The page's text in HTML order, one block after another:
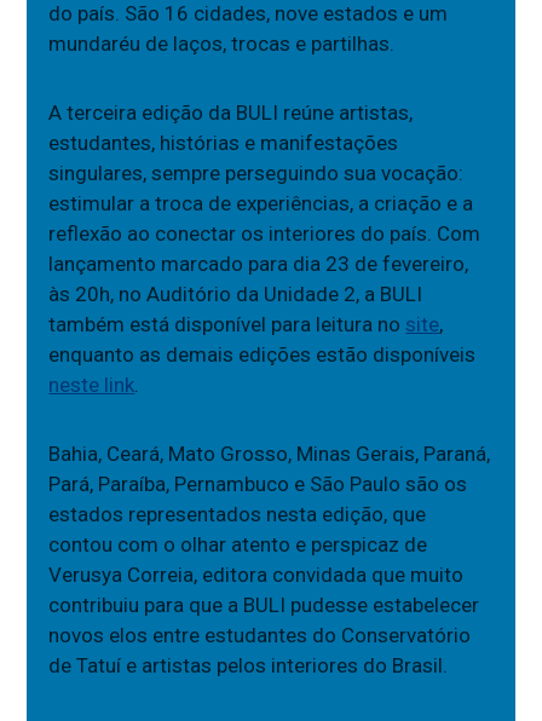
do país. São 16 cidades, nove estados e um
mundaréu de laços, trocas e partilhas.
A terceira edição da BULI reúne artistas,
estudantes, histórias e manifestações
singulares, sempre perseguindo sua vocação:
estimular a troca de experiências, a criação e a
reflexão ao conectar os interiores do país. Com
lançamento marcado para dia 23 de fevereiro,
às 20h, no Auditório da Unidade 2, a BULI
também está disponível para leitura no site,
enquanto as demais edições estão disponíveis
neste link.
Bahia, Ceará, Mato Grosso, Minas Gerais, Paraná,
Pará, Paraíba, Pernambuco e São Paulo são os
estados representados nesta edição, que
contou com o olhar atento e perspicaz de
Verusya Correia, editora convidada que muito
contribuiu para que a BULI pudesse estabelecer
novos elos entre estudantes do Conservatório
de Tatuí e artistas pelos interiores do Brasil.